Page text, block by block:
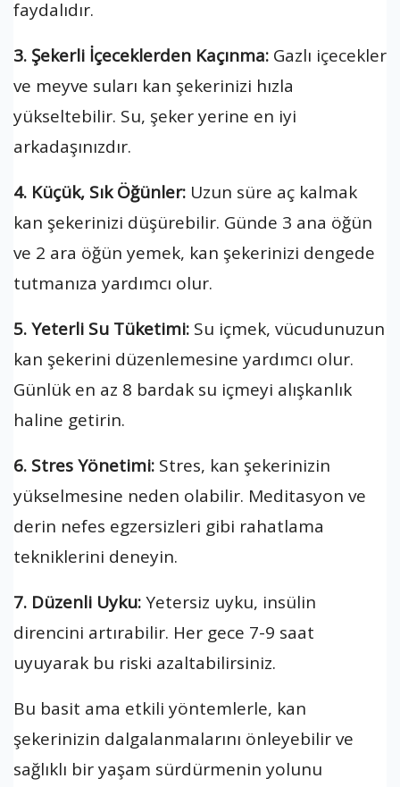
faydalıdır.
3. Şekerli İçeceklerden Kaçınma: Gazlı içecekler
ve meyve suları kan şekerinizi hızla
yükseltebilir. Su, şeker yerine en iyi
arkadaşınızdır.
4. Küçük, Sık Öğünler: Uzun süre aç kalmak
kan şekerinizi düşürebilir. Günde 3 ana öğün
ve 2 ara öğün yemek, kan şekerinizi dengede
tutmanıza yardımcı olur.
5. Yeterli Su Tüketimi: Su içmek, vücudunuzun
kan şekerini düzenlemesine yardımcı olur.
Günlük en az 8 bardak su içmeyi alışkanlık
haline getirin.
6. Stres Yönetimi: Stres, kan şekerinizin
yükselmesine neden olabilir. Meditasyon ve
derin nefes egzersizleri gibi rahatlama
tekniklerini deneyin.
7. Düzenli Uyku:Yetersiz uyku, insülin
direncini artırabilir. Her gece 7-9 saat
uyuyarak bu riski azaltabilirsiniz.
Bu basit ama etkili yöntemlerle, kan
şekerinizin dalgalanmalarını önleyebilir ve
sağlıklı bir yaşam sürdürmenin yolunu